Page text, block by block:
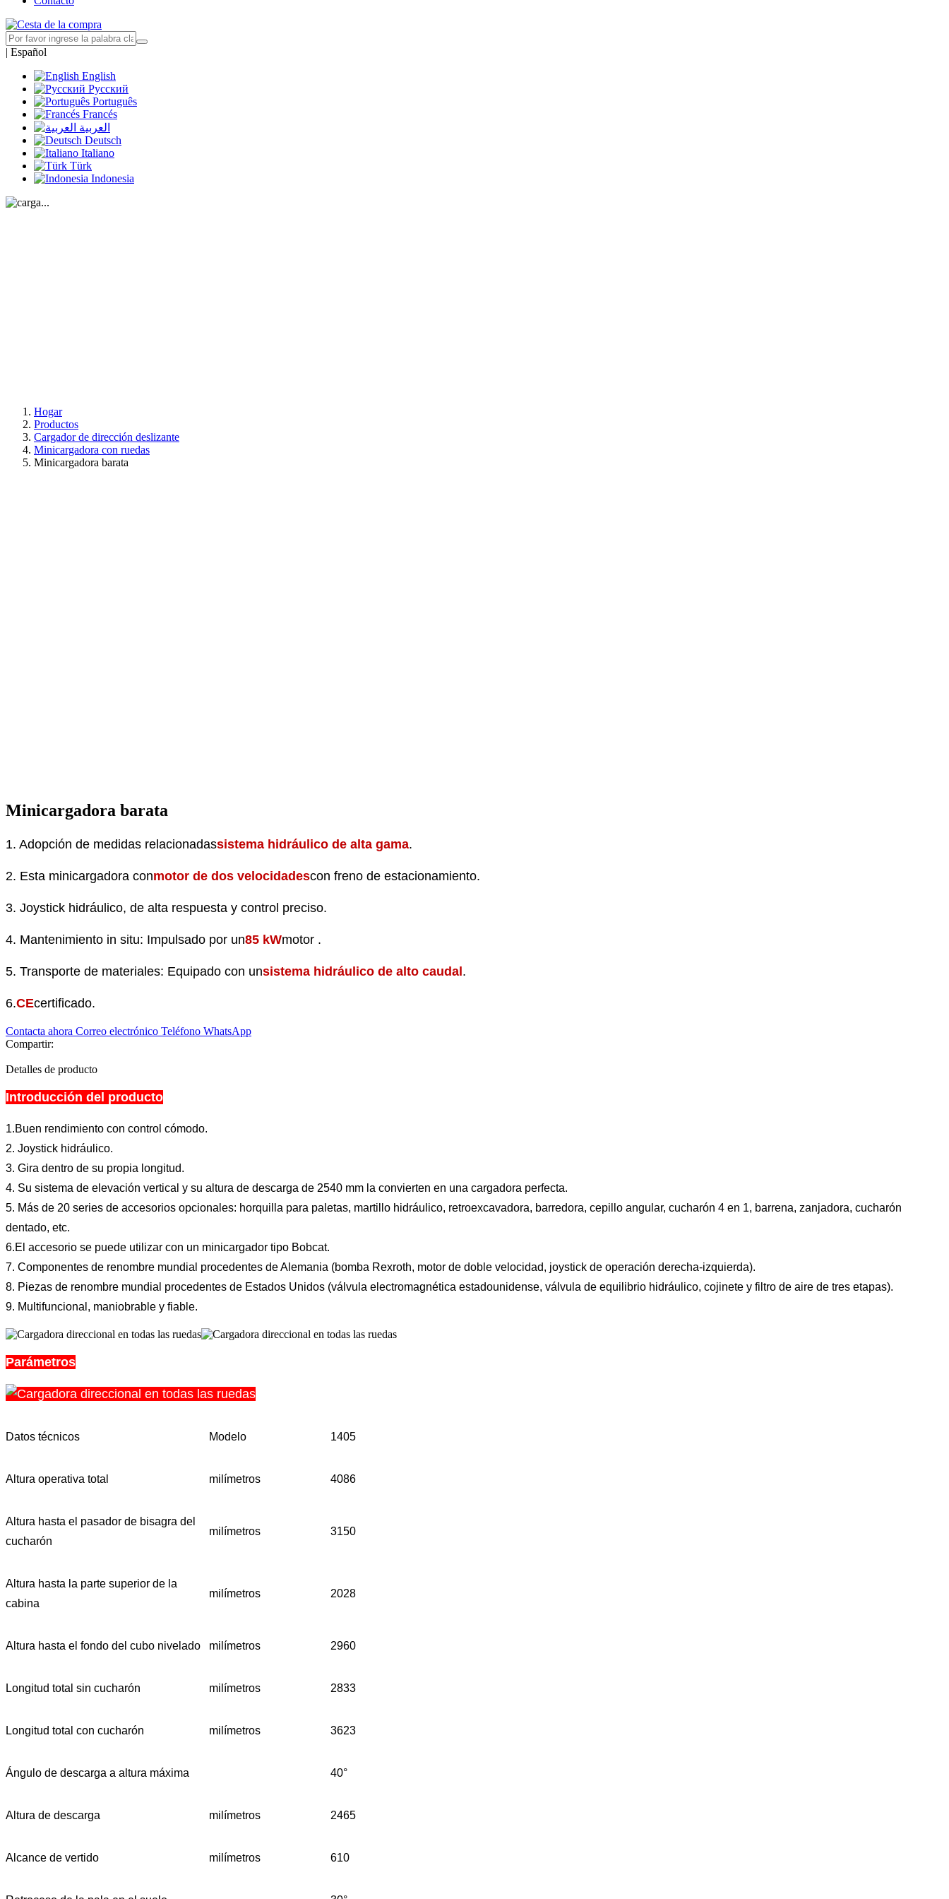
| Español
English
Русский
Português
Francés
العربية
Deutsch
Italiano
Türk
Indonesia
Hogar
Productos
Cargador de dirección deslizante
Minicargadora con ruedas
Minicargadora barata
Minicargadora barata
1. Adopción de medidas relacionadassistema hidráulico de alta gama.
2. Esta minicargadora conmotor de dos velocidadescon freno de estacionamiento.
3. Joystick hidráulico, de alta respuesta y control preciso.
4. Mantenimiento in situ: Impulsado por un85 kWmotor .
5. Transporte de materiales: Equipado con unsistema hidráulico de alto caudal.
6.CEcertificado.
Contacta ahora Correo electrónico Teléfono WhatsApp
Compartir:
Detalles de producto
Introducción del producto
1.Buen rendimiento con control cómodo.
2. Joystick hidráulico.
3. Gira dentro de su propia longitud.
4. Su sistema de elevación vertical y su altura de descarga de 2540 mm la convierten en una cargadora perfecta.
5. Más de 20 series de accesorios opcionales: horquilla para paletas, martillo hidráulico, retroexcavadora, barredora, cepillo angular, cucharón 4 en 1, barrena, zanjadora, cucharón
dentado, etc.
6.El accesorio se puede utilizar con un minicargador tipo Bobcat.
7. Componentes de renombre mundial procedentes de Alemania (bomba Rexroth, motor de doble velocidad, joystick de operación derecha-izquierda).
8. Piezas de renombre mundial procedentes de Estados Unidos (válvula electromagnética estadounidense, válvula de equilibrio hidráulico, cojinete y filtro de aire de tres etapas).
9. Multifuncional, maniobrable y fiable.
Parámetros
Datos técnicos Modelo 1405
Altura operativa total milímetros 4086
Altura hasta el pasador de bisagra del
cucharón
milímetros 3150
Altura hasta la parte superior de la
cabina
milímetros 2028
Altura hasta el fondo del cubo nivelado milímetros 2960
Longitud total sin cucharón milímetros 2833
Longitud total con cucharón milímetros 3623
Ángulo de descarga a altura máxima 40°
Altura de descarga milímetros 2465
Alcance de vertido milímetros 610